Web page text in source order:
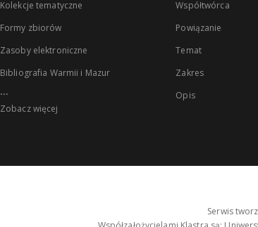
Kolekcje tematyczne
Formy zbiorów
Zasoby elektroniczne
Bibliografia Warmii i Mazur
...
Zobacz więcej
Współtwórca
Powiązanie
Temat
Zakres
Opis
Serwis